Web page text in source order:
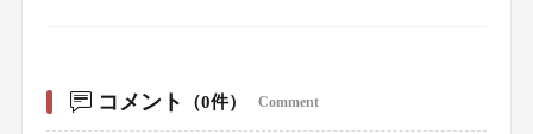
コメント （0件） Comment